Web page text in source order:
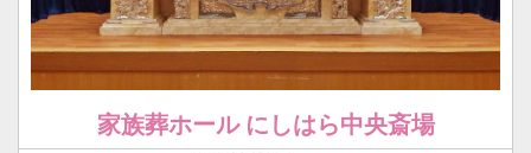
家族葬ホール にしはら中央斎場